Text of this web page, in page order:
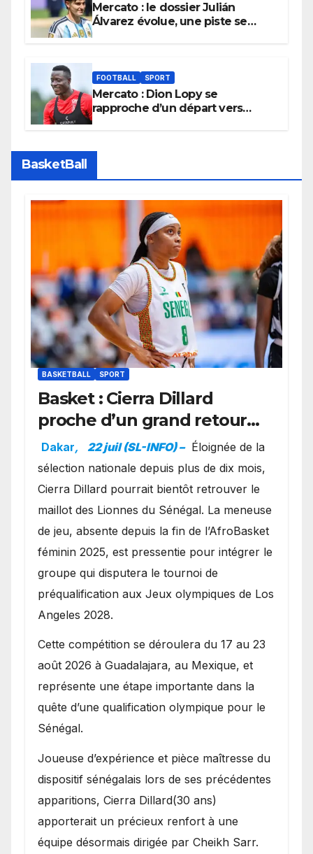
Mercato : le dossier Julián
Álvarez évolue, une piste se
FOOTBALL SPORT
Mercato : Dion Lopy se
rapproche d’un départ vers
BasketBall
BASKETBALL SPORT
Basket : Cierra Dillard
proche d’un grand retour
avec les Lionnes ?
Dakar, 22 juil (SL-INFO) – Éloignée de la
sélection nationale depuis plus de dix mois,
Cierra Dillard pourrait bientôt retrouver le
maillot des Lionnes du Sénégal. La meneuse
de jeu, absente depuis la fin de l’AfroBasket
féminin 2025, est pressentie pour intégrer le
groupe qui disputera le tournoi de
préqualification aux Jeux olympiques de Los
Angeles 2028.
Cette compétition se déroulera du 17 au 23
août 2026 à Guadalajara, au Mexique, et
représente une étape importante dans la
quête d’une qualification olympique pour le
Sénégal.
Joueuse d’expérience et pièce maîtresse du
dispositif sénégalais lors de ses précédentes
apparitions, Cierra Dillard(30 ans)
apporterait un précieux renfort à une
équipe désormais dirigée par Cheikh Sarr.